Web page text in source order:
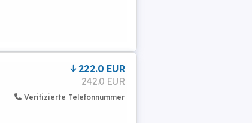
222.0 EUR
242.0 EUR
Verifizierte Telefonnummer